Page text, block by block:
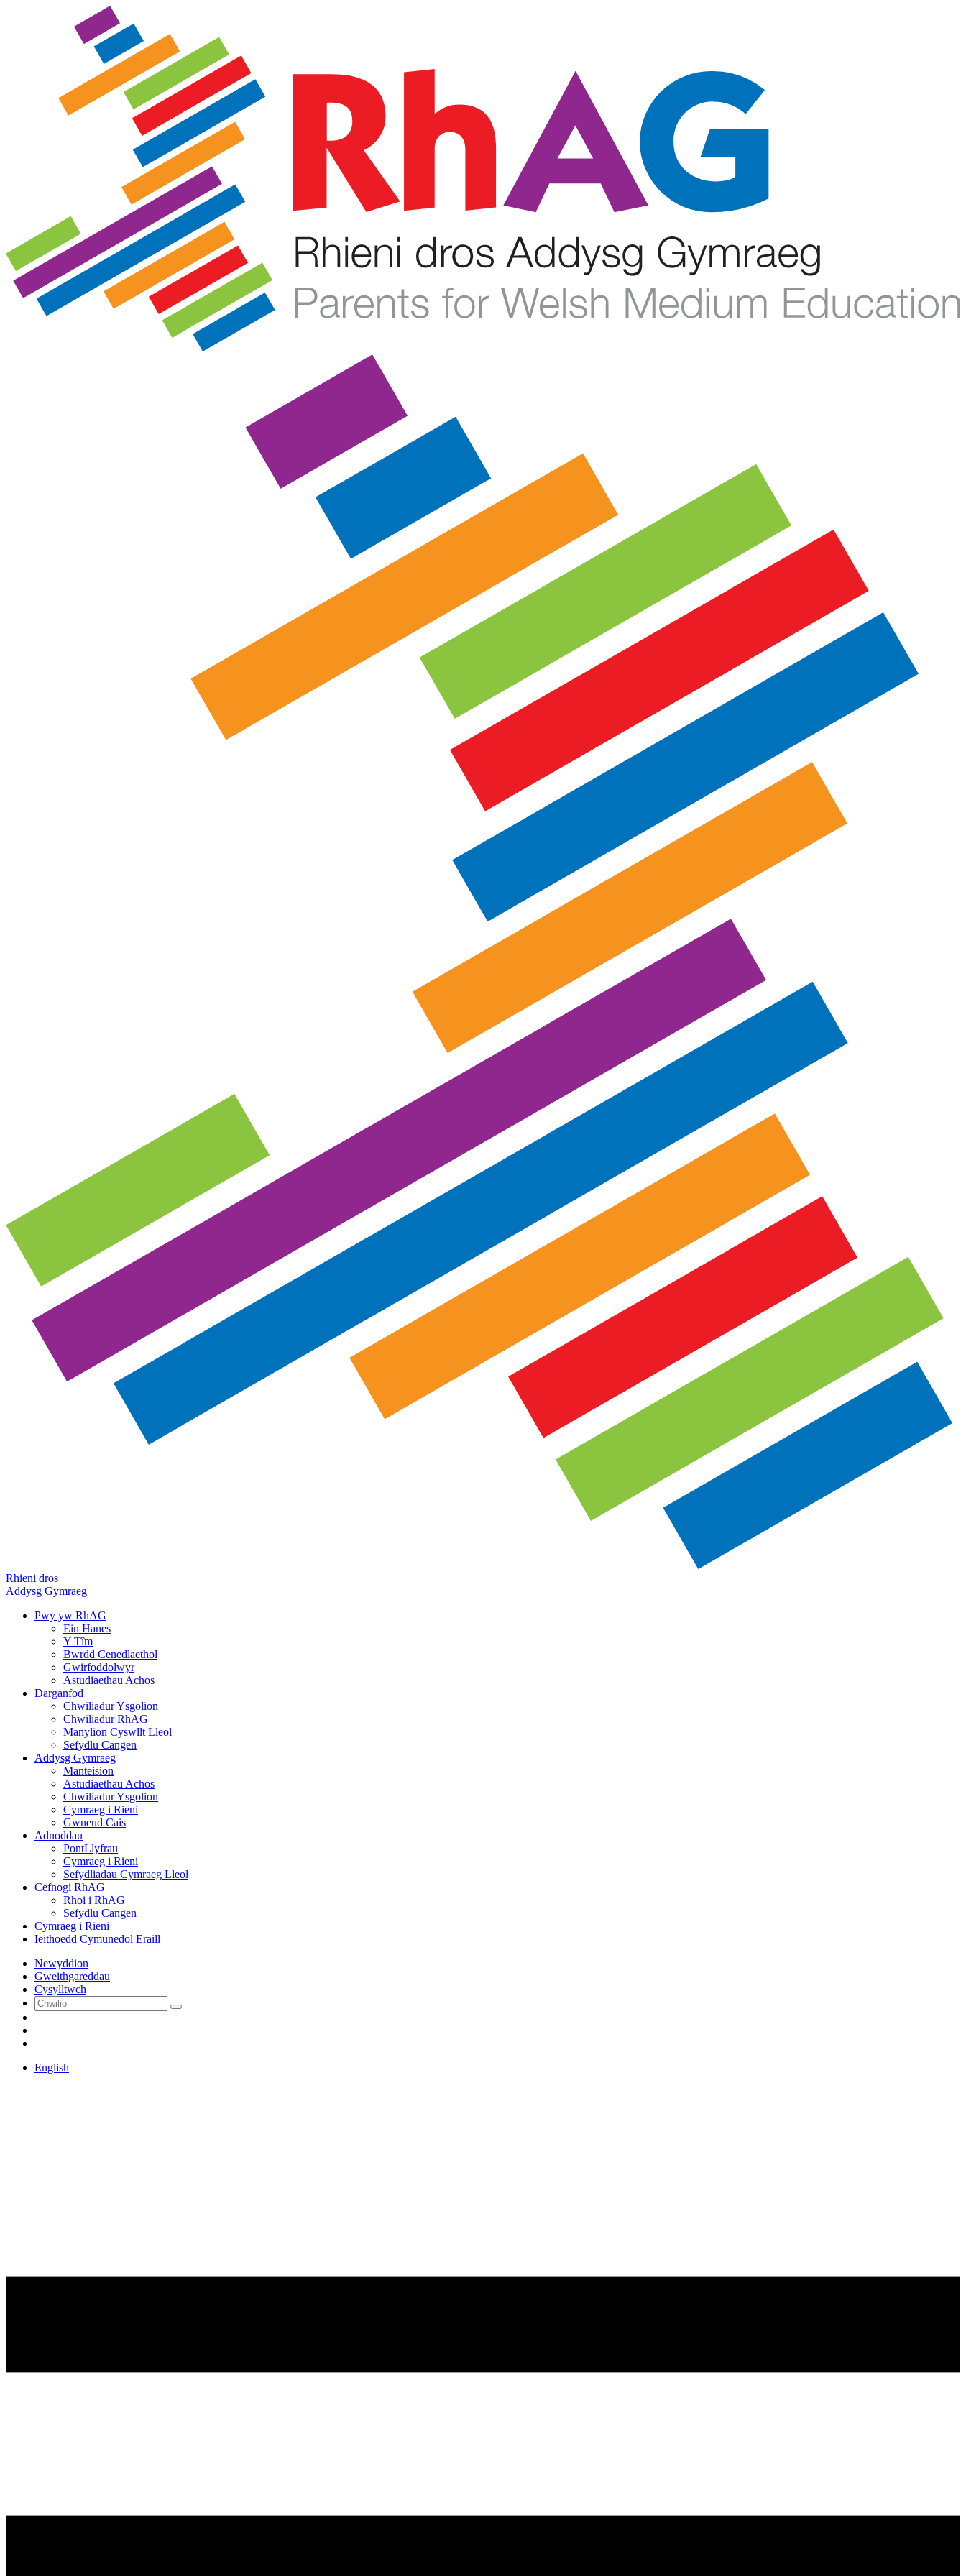
Rhieni dros
Addysg Gymraeg
Pwy yw RhAG
Ein Hanes
Y Tîm
Bwrdd Cenedlaethol
Gwirfoddolwyr
Astudiaethau Achos
Darganfod
Chwiliadur Ysgolion
Chwiliadur RhAG
Manylion Cyswllt Lleol
Sefydlu Cangen
Addysg Gymraeg
Manteision
Astudiaethau Achos
Chwiliadur Ysgolion
Cymraeg i Rieni
Gwneud Cais
Adnoddau
PontLlyfrau
Cymraeg i Rieni
Sefydliadau Cymraeg Lleol
Cefnogi RhAG
Rhoi i RhAG
Sefydlu Cangen
Cymraeg i Rieni
Ieithoedd Cymunedol Eraill
Newyddion
Gweithgareddau
Cysylltwch
English